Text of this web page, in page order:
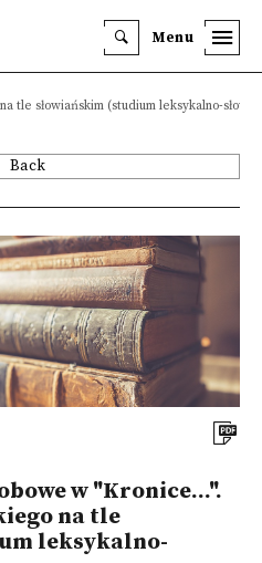
Menu
tle słowiańskim (studium leksykalno-
Back
w "Kronice…".
na tle
leksykalno-